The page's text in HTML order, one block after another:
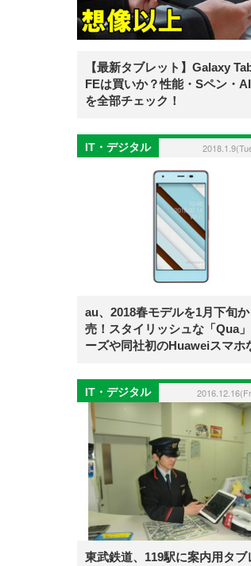
【最新タブレット】Galaxy
FEは買いか？性能・Sペン・
を全部チェック！
IT・デジタル
au、2018春モデルを1月下旬
売！スタイリッシュな「Qua
ーズや同社初のHuaweiスマホ
IT・デジタル
東武鉄道、119駅に案内用タブ